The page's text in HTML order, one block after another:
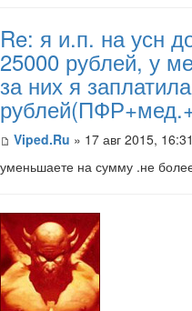
Re: я и.п. на усн
25000 рублей, у
за них я
Viped.Ru » 17 авг 2015, 16:31
уменьшаете на сумму .не